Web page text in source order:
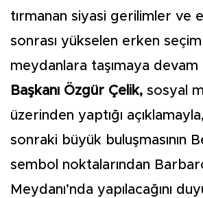
tırmanan siyasi gerilimler ve
sonrası yükselen erken
meydanlara taşımaya
Başkanı Özgür Çelik, sosyal
üzerinden yaptığı
sonraki büyük buluşmasının
sembol noktalarından
Meydanı’nda yapılacağını